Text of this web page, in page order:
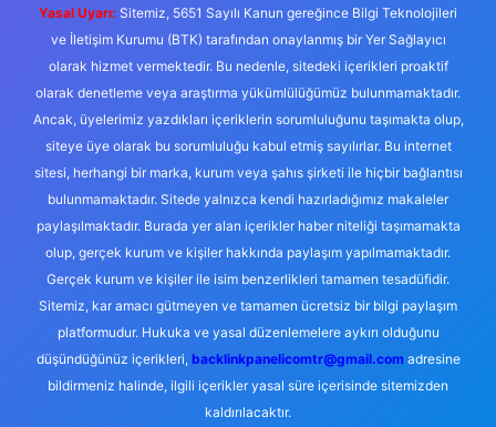
Yasal Uyarı: Sitemiz, 5651 Sayılı Kanun gereğince Bilgi Teknolojileri
ve İletişim Kurumu (BTK) tarafından onaylanmış bir Yer Sağlayıcı
olarak hizmet vermektedir. Bu nedenle, sitedeki içerikleri proaktif
olarak denetleme veya araştırma yükümlülüğümüz bulunmamaktadır.
Ancak, üyelerimiz yazdıkları içeriklerin sorumluluğunu taşımakta olup,
siteye üye olarak bu sorumluluğu kabul etmiş sayılırlar. Bu internet
sitesi, herhangi bir marka, kurum veya şahıs şirketi ile hiçbir bağlantısı
bulunmamaktadır. Sitede yalnızca kendi hazırladığımız makaleler
paylaşılmaktadır. Burada yer alan içerikler haber niteliği taşımamakta
olup, gerçek kurum ve kişiler hakkında paylaşım yapılmamaktadır.
Gerçek kurum ve kişiler ile isim benzerlikleri tamamen tesadüfidir.
Sitemiz, kar amacı gütmeyen ve tamamen ücretsiz bir bilgi paylaşım
platformudur. Hukuka ve yasal düzenlemelere aykırı olduğunu
düşündüğünüz içerikleri, backlinkpanelicomtr@gmail.comadresine
bildirmeniz halinde, ilgili içerikler yasal süre içerisinde sitemizden
kaldırılacaktır.